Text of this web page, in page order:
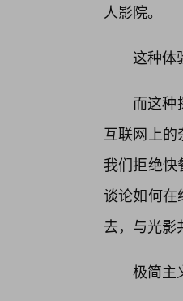
人影院。
这种体
而这种
互联网上
我们拒绝
谈论如何
去，与光影
极简主